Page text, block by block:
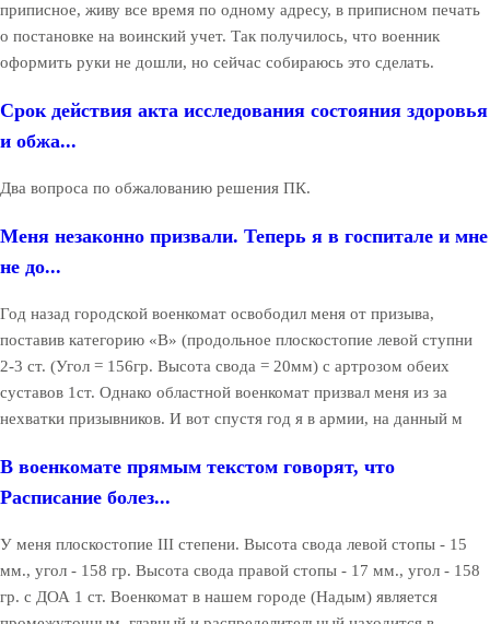
приписное, живу все время по одному адресу, в приписном печать
о постановке на воинский учет. Так получилось, что военник
оформить руки не дошли, но сейчас собираюсь это сделать.
Срок действия акта исследования состояния здоровья
и обжа...
Два вопроса по обжалованию решения ПК.
Меня незаконно призвали. Теперь я в госпитале и мне
не до...
Год назад городской военкомат освободил меня от призыва,
поставив категорию «В» (продольное плоскостопие левой ступни
2-3 ст. (Угол = 156гр. Высота свода = 20мм) с артрозом обеих
суставов 1ст. Однако областной военкомат призвал меня из за
нехватки призывников. И вот спустя год я в армии, на данный м
В военкомате прямым текстом говорят, что
Расписание болез...
У меня плоскостопие III степени. Высота свода левой стопы - 15
мм., угол - 158 гр. Высота свода правой стопы - 17 мм., угол - 158
гр. с ДОА 1 ст. Военкомат в нашем городе (Надым) является